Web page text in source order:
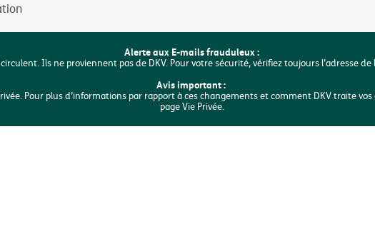
Alerte aux E-mails frauduleux :
Ils ne proviennent pas de DKV. Pour votre sécurité, vérifiez toujours l’adresse
Avis important :
Pour plus d’informations par rapport à ces changements et comment DKV traite
page Vie Privée.